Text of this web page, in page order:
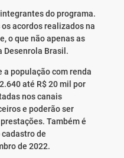
do programa.
acordos realizados na
o que não apenas as
Desenrola Brasil.
a população com renda
até R$ 20 mil por
nos canais
e poderão ser
Também é
de
de 2022.